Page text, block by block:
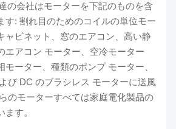
の会社はモーターを下記のものを含
す: 割れ目のためのコイルの単位モー
ャビネット、窓のエアコン、高い静
エアコン モーター、空冷モーター
モーター、種類のポンプ モーター、
び DC のブラシレス モーターに送風
のモーターすべては家庭電化製品の
す。